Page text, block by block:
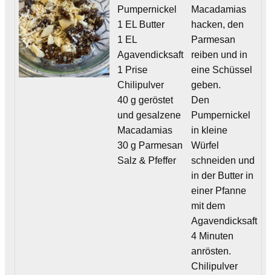
Pumpernickel
1 EL Butter
1 EL
Agavendicksaft
1 Prise
Chilipulver
40 g geröstet
und gesalzene
Macadamias
30 g Parmesan
Salz & Pfeffer
Macadamias
hacken, den
Parmesan
reiben und in
eine Schüssel
geben.
Den
Pumpernickel
in kleine
Würfel
schneiden und
in der Butter in
einer Pfanne
mit dem
Agavendicksaft
4 Minuten
anrösten.
Chilipulver